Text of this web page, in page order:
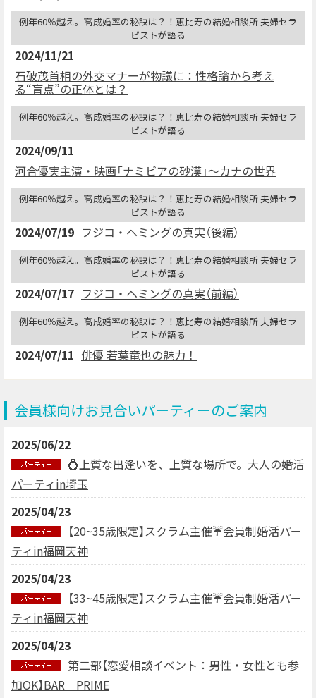
2024/11/21
石破茂首相の外交マナーが物議に：性格論から考え
る“盲点”の正体とは？
例年60％越え。高成婚率の秘訣は？！恵比寿の結婚相談所 夫婦セラ
ピストが語る
2024/09/11
河合優実主演・映画「ナミビアの砂漠」〜カナの世界
例年60％越え。高成婚率の秘訣は？！恵比寿の結婚相談所 夫婦セラ
ピストが語る
2024/07/19 フジコ・ヘミングの真実（後編）
例年60％越え。高成婚率の秘訣は？！恵比寿の結婚相談所 夫婦セラ
ピストが語る
2024/07/17 フジコ・ヘミングの真実（前編）
例年60％越え。高成婚率の秘訣は？！恵比寿の結婚相談所 夫婦セラ
ピストが語る
2024/07/11 俳優 若葉竜也の魅力！
例年60％越え。高成婚率の秘訣は？！恵比寿の結婚相談所 夫婦セラ
ピストが語る
会員様向けお見合いパーティーのご案内
2025/06/22
💍上質な出逢いを、上質な場所で。大人の婚活
パーティin埼玉
2025/04/23
【20~35歳限定】スクラム主催☔会員制婚活パー
ティin福岡天神
2025/04/23
【33~45歳限定】スクラム主催☔会員制婚活パー
ティin福岡天神
2025/04/23
第二部【恋愛相談イベント：男性・女性とも参
加OK】BAR PRIME